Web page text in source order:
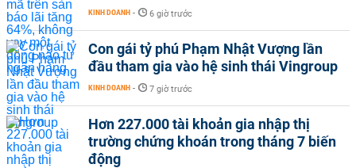
KINH DOANH - 6 giờ trước
Con gái tỷ phú Phạm Nhật Vượng lần
đầu tham gia vào hệ sinh thái Vingroup
KINH DOANH - 7 giờ trước
Hơn 227.000 tài khoản gia nhập thị
trường chứng khoán trong tháng 7 biến
động